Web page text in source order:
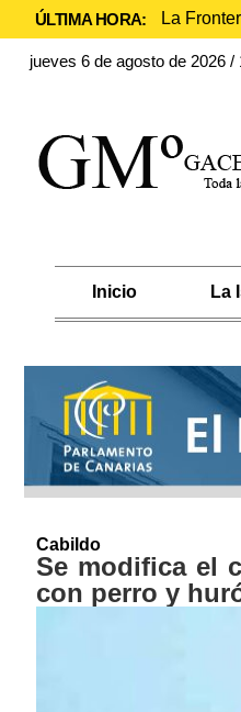
ÚLTIMA HORA: La
jueves 6 de agosto de 2026 /
Inicio La
Cabildo
Se modifica el
con perro y